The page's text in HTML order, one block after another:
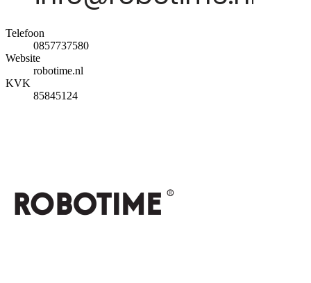
Telefoon
0857737580
Website
robotime.nl
KVK
85845124